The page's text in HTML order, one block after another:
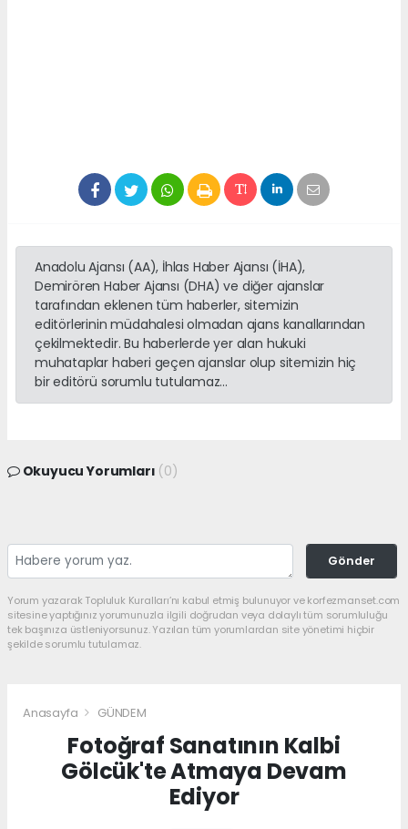
Anadolu Ajansı (AA), İhlas Haber Ajansı (İHA),
Demirören Haber Ajansı (DHA) ve diğer ajanslar
tarafından eklenen tüm haberler, sitemizin
editörlerinin müdahalesi olmadan ajans kanallarından
çekilmektedir. Bu haberlerde yer alan hukuki
muhataplar haberi geçen ajanslar olup sitemizin hiç
bir editörü sorumlu tutulamaz...
Okuyucu Yorumları (0)
Gönder
Yorum yazarak Topluluk Kuralları’nı kabul etmiş bulunuyor ve korfezmanset.com
sitesine yaptığınız yorumunuzla ilgili doğrudan veya dolaylı tüm sorumluluğu
tek başınıza üstleniyorsunuz. Yazılan tüm yorumlardan site yönetimi hiçbir
şekilde sorumlu tutulamaz.
Anasayfa GÜNDEM
Fotoğraf Sanatının Kalbi
Gölcük'te Atmaya Devam
Ediyor